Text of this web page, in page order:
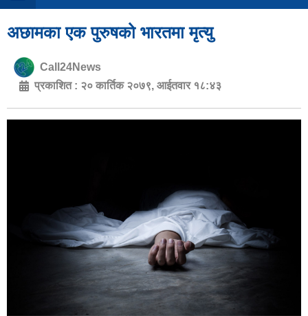
अछामका एक पुरुषको भारतमा मृत्यु
Call24News
प्रकाशित : २० कार्तिक २०७९, आईतवार १८:४३